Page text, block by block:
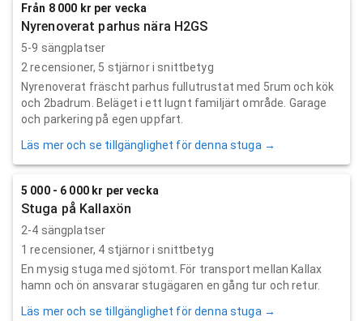
Från 8 000 kr per vecka
Nyrenoverat parhus nära H2GS
5-9 sängplatser
2 recensioner, 5 stjärnor i snittbetyg
Nyrenoverat fräscht parhus fullutrustat med 5rum och kök
och 2badrum. Beläget i ett lugnt familjärt område. Garage
och parkering på egen uppfart.
Läs mer och se tillgänglighet för denna stuga →
5 000 - 6 000 kr per vecka
Stuga på Kallaxön
2-4 sängplatser
1 recensioner, 4 stjärnor i snittbetyg
En mysig stuga med sjötomt. För transport mellan Kallax
hamn och ön ansvarar stugägaren en gång tur och retur.
Läs mer och se tillgänglighet för denna stuga →